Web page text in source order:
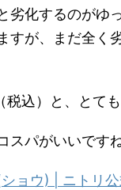
劣化するのがゆ
すが、まだ全く
込）と、とても
スパがいいですね
ョウ) | ニトリ